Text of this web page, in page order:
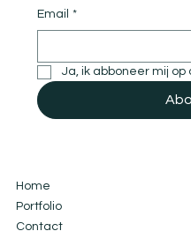
Email *
Ja, ik abboneer mij op
Home
Portfolio
Contact